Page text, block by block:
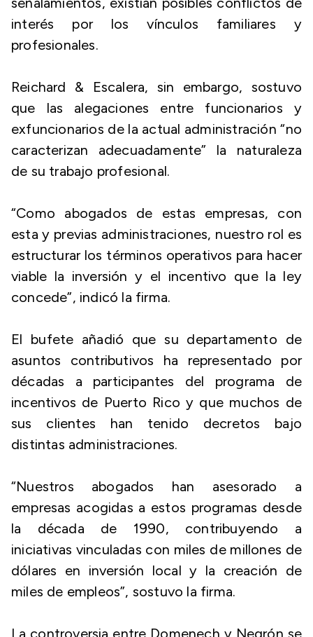
interés por los vínculos familiares y
profesionales.
Reichard & Escalera, sin embargo, sostuvo
que las alegaciones entre funcionarios y
exfuncionarios de la actual administración “no
caracterizan adecuadamente” la naturaleza
de su trabajo profesional.
“Como abogados de estas empresas, con
esta y previas administraciones, nuestro rol es
estructurar los términos operativos para hacer
viable la inversión y el incentivo que la ley
concede”, indicó la firma.
El bufete añadió que su departamento de
asuntos contributivos ha representado por
décadas a participantes del programa de
incentivos de Puerto Rico y que muchos de
sus clientes han tenido decretos bajo
distintas administraciones.
“Nuestros abogados han asesorado a
empresas acogidas a estos programas desde
la década de 1990, contribuyendo a
iniciativas vinculadas con miles de millones de
dólares en inversión local y la creación de
miles de empleos”, sostuvo la firma.
La controversia entre Domenech y Negrón se